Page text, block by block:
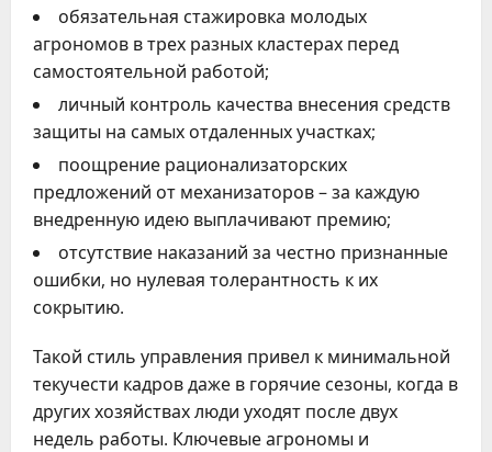
обязательная стажировка молодых
агрономов в трех разных кластерах перед
самостоятельной работой;
личный контроль качества внесения средств
защиты на самых отдаленных участках;
поощрение рационализаторских
предложений от механизаторов – за каждую
внедренную идею выплачивают премию;
отсутствие наказаний за честно признанные
ошибки, но нулевая толерантность к их
сокрытию.
Такой стиль управления привел к минимальной
текучести кадров даже в горячие сезоны, когда в
других хозяйствах люди уходят после двух
недель работы. Ключевые агрономы и